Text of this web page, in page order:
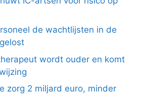
de wachtlijsten in de
wordt ouder en komt
zorg 2 miljard euro, minder